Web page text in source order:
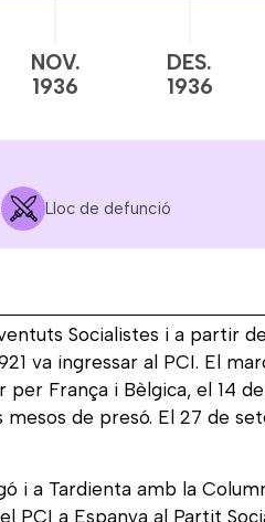
NOV.
1936
DES.
1936
Lloc de defunció
Socialistes i a partir
va ingressar al PCI. El
França i Bèlgica, el 14
de presó. El 27 de
i a Tardienta amb la
a Espanya al Partit